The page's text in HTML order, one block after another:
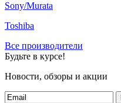
Sony/Murata
Toshiba
Все производители
Будьте в курсе!
Новости, обзоры и акции